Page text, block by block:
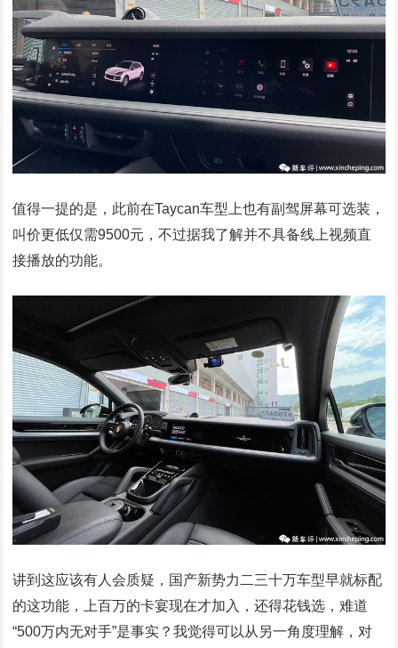
值得一提的是，此前在Taycan车型上也有副驾屏幕可选装，
叫价更低仅需9500元，不过据我了解并不具备线上视频直
接播放的功能。
讲到这应该有人会质疑，国产新势力二三十万车型早就标配
的这功能，上百万的卡宴现在才加入，还得花钱选，难道
“500万内无对手”是事实？我觉得可以从另一角度理解，对